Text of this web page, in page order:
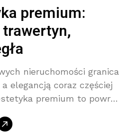
premium:
nieruchomości granica
elegancją coraz częściej
premium to powrót
z widoczną